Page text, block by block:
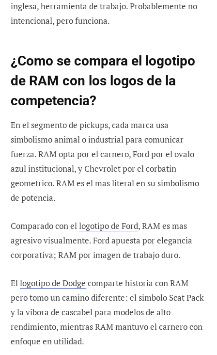
inglesa, herramienta de trabajo. Probablemente no
intencional, pero funciona.
¿Como se compara el logotipo
de RAM con los logos de la
competencia?
En el segmento de pickups, cada marca usa
simbolismo animal o industrial para comunicar
fuerza. RAM opta por el carnero, Ford por el ovalo
azul institucional, y Chevrolet por el corbatin
geometrico. RAM es el mas literal en su simbolismo
de potencia.
Comparado con ellogotipo de Ford, RAM es mas
agresivo visualmente. Ford apuesta por elegancia
corporativa; RAM por imagen de trabajo duro.
Ellogotipo de Dodge comparte historia con RAM
pero tomo un camino diferente: el simbolo Scat Pack
y la vibora de cascabel para modelos de alto
rendimiento, mientras RAM mantuvo el carnero con
enfoque en utilidad.